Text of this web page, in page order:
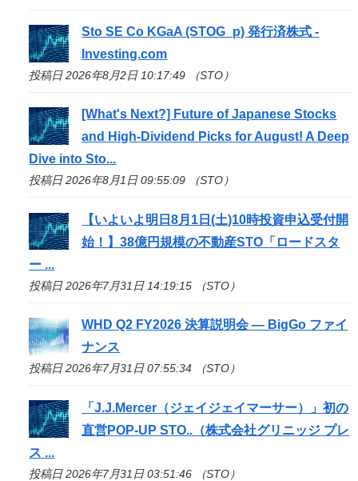
Sto SE Co KGaA (STOG_p) 発行済株式 -
Investing.com
投稿日 2026年8月2日 10:17:49 （STO）
[What's Next?] Future of Japanese Stocks
and High-Dividend Picks for August! A Deep
Dive intoSto...
投稿日 2026年8月1日 09:55:09 （STO）
【いよいよ明日8月1日(土)10時投資申込受付開
始！】38億円規模の不動産STO 「ロードスタ
ー ...
投稿日 2026年7月31日 14:19:15 （STO）
WHD Q2 FY2026 決算説明会 — BigGo ファイ
ナンス
投稿日 2026年7月31日 07:55:34 （STO）
「J.J.Mercer（ジェイジェイマーサー）」初の
直営POP-UPSTO..（株式会社グリニッジ プレ
ス ...
投稿日 2026年7月31日 03:51:46 （STO）